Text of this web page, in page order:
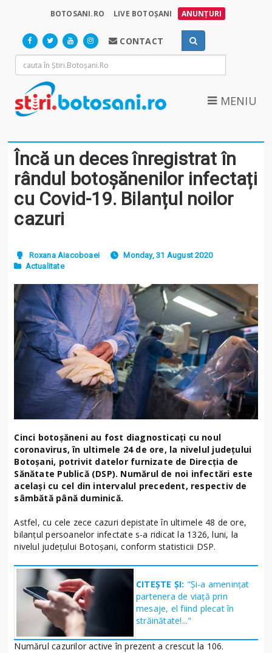
BOTOSANI.RO LIVE BOTOȘANI ANUNȚURI
CONTACT
MENIU
Încă un deces înregistrat în
rândul botoșănenilor infectați
cu Covid-19. Bilanțul noilor
cazuri
Roxana Aiacoboaei
Monday, 31 August 2020
Actualitate
Cinci botoșăneni au fost diagnosticați cu noul
coronavirus, în ultimele 24 de ore, la nivelul județului
Botoșani, potrivit datelor furnizate de Direcția de
Sănătate Publică (DSP). Numărul de noi infectări este
același cu cel din intervalul precedent, respectiv de
sâmbătă până duminică.
Astfel, cu cele zece cazuri depistate în ultimele 48 de ore,
bilanțul persoanelor infectate s-a ridicat la 1326, luni, la
nivelul județului Botoșani, conform statisticii DSP.
CITEȘTE ȘI: "Și-a amenințat
partenera de viață prin
mesaje, el fiind plecat în
străinătate!..."
Numărul cazurilor active în prezent a crescut la 106.